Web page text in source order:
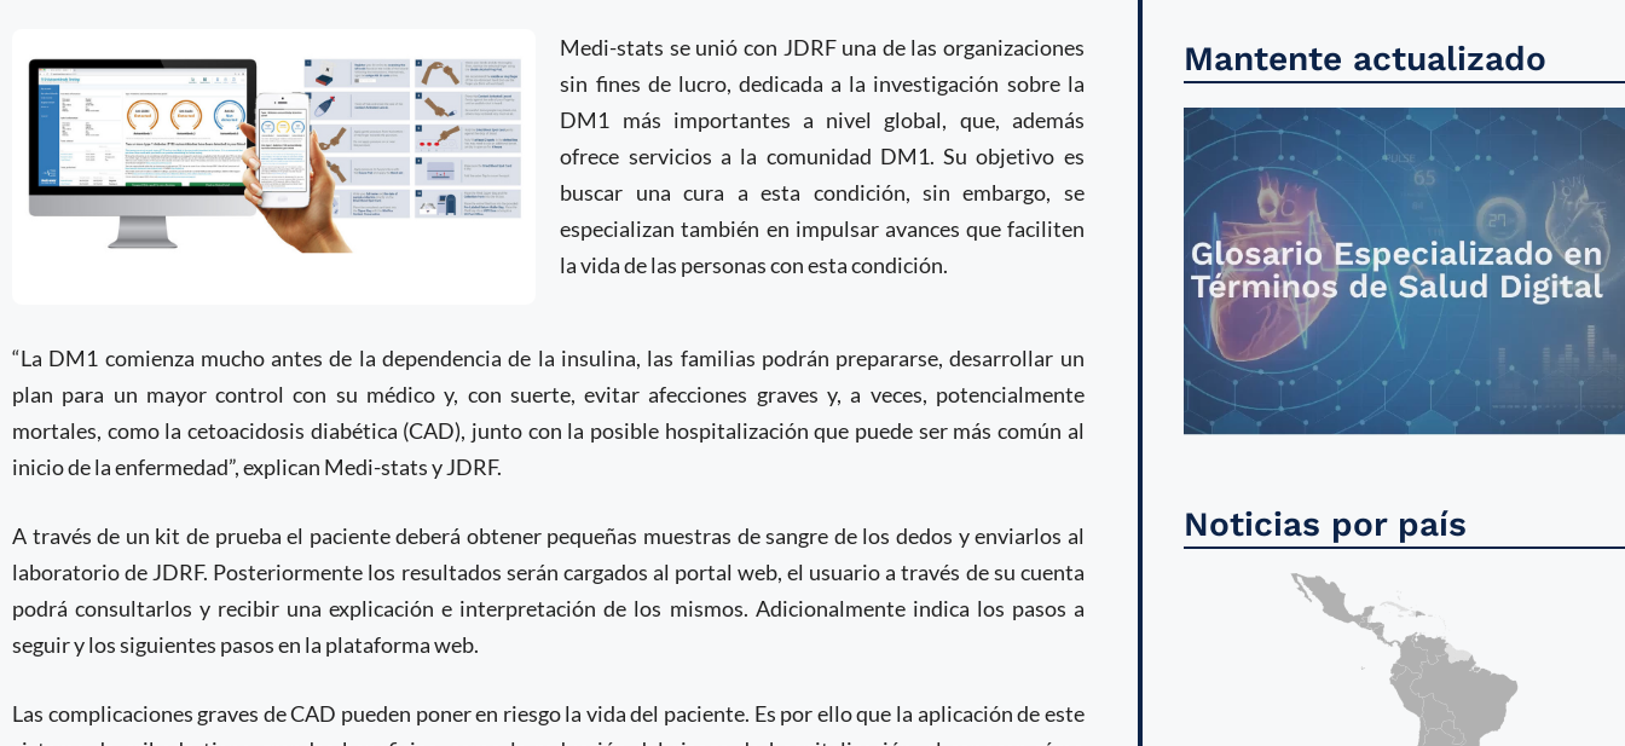
Medi-stats se unió con JDRF una de las organizaciones
sin fines de lucro, dedicada a la investigación sobre la
DM1 más importantes a nivel global, que, además
ofrece servicios a la comunidad DM1. Su objetivo es
buscar una cura a esta condición, sin embargo, se
especializan también en impulsar avances que faciliten
la vida de las personas con esta condición.
“La DM1 comienza mucho antes de la dependencia de la insulina, las familias podrán prepararse, desarrollar un
plan para un mayor control con su médico y, con suerte, evitar afecciones graves y, a veces, potencialmente
mortales, como la cetoacidosis diabética (CAD), junto con la posible hospitalización que puede ser más común al
inicio de la enfermedad”, explican Medi-stats y JDRF.
A través de un kit de prueba el paciente deberá obtener pequeñas muestras de sangre de los dedos y enviarlos al
laboratorio de JDRF. Posteriormente los resultados serán cargados al portal web, el usuario a través de su cuenta
podrá consultarlos y recibir una explicación e interpretación de los mismos. Adicionalmente indica los pasos a
seguir y los siguientes pasos en la plataforma web.
Las complicaciones graves de CAD pueden poner en riesgo la vida del paciente. Es por ello que la aplicación de este
Mantente actualizado
Noticias por país